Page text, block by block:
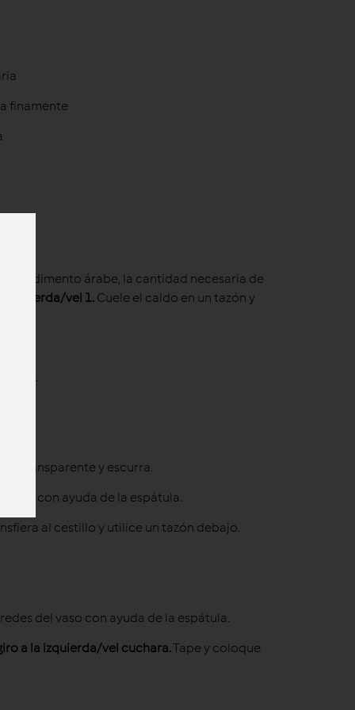
finamente
condimento árabe, la cantidad necesaria de
izquierda/vel 1. Cuele el caldo en un tazón y
transparente y escurra.
vaso con ayuda de la espátula.
al cestillo y utilice un tazón debajo.
del vaso con ayuda de la espátula.
a la izquierda/vel cuchara.Tape y coloque